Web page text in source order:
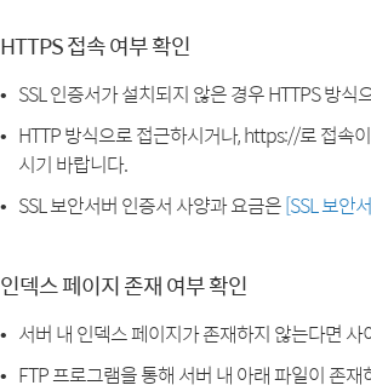
HTTPS 접속 여부 확인
SSL 인증서가 설치되지 않은 경우 HTTPS 방식
HTTP 방식으로 접근하시거나, https://로 접속
시기 바랍니다.
SSL 보안서버 인증서 사양과 요금은[SSL 보안
인덱스 페이지 존재 여부 확인
서버 내 인덱스 페이지가 존재하지 않는다면
FTP 프로그램을 통해 서버 내 아래 파일이 존